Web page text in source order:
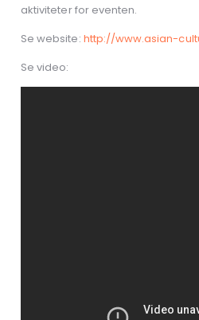
aktiviteter for eventen.
Se website: http://www.asian-
Se video: